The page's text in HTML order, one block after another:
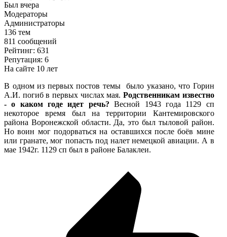
Был вчера
Модераторы
Администраторы
136 тем
811 сообщений
Рейтинг: 631
Репутация: 6
На сайте 10 лет
В одном из первых постов темы было указано, что Горин
А.И. погиб в первых числах мая.Родственникам известно
- о каком годе идет речь? Весной 1943 года 1129 сп
некоторое время был на территории Кантемировского
района Воронежской области. Да, это был тыловой район.
Но воин мог подорваться на оставшихся после боёв мине
или гранате, мог попасть под налет немецкой авиации. А в
мае 1942г. 1129 сп был в районе Балаклеи.